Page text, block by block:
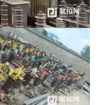
规 则
有关法律、法规特制定本
高出价者，委托方进行申
功者。最终竞买成功者需
内容，承担本次竞买所约